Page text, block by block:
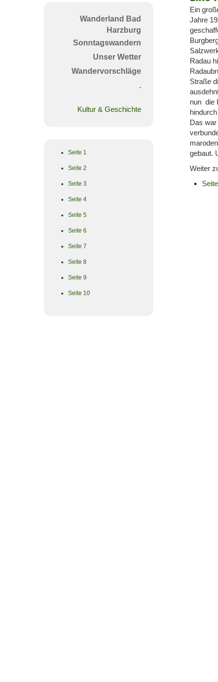
Wanderland Bad
Harzburg
Sonntagswandern
Unser Wetter
Wandervorschläge
.
Kultur & Geschichte
Seite 1
Seite 2
Seite 3
Seite 4
Seite 5
Seite 6
Seite 7
Seite 8
Seite 9
Seite 10
neue
Ein
Jahre
Radau
Straße
nun die
Das
gebaut.
Weiter